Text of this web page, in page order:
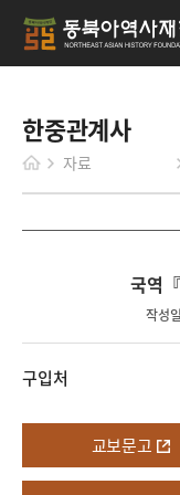
한중관계사
자료
국역
작성일
구입처
교보문고